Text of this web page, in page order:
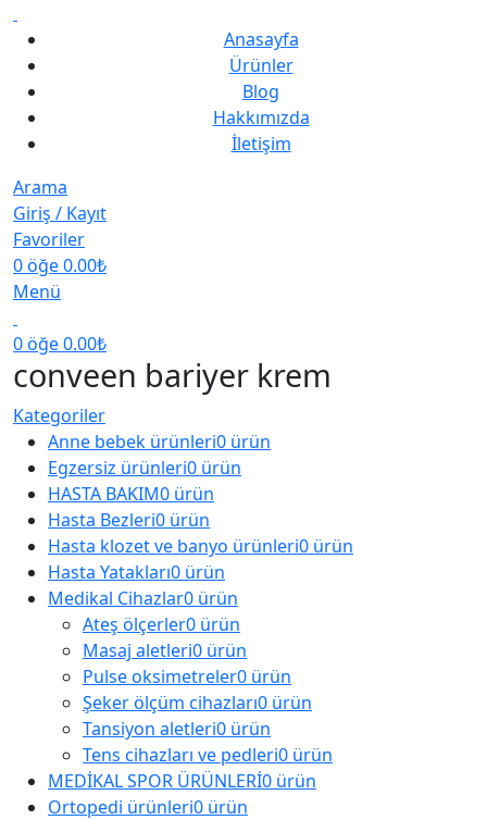
Anasayfa
Ürünler
Blog
Hakkımızda
İletişim
Arama
Giriş / Kayıt
Favoriler
0öğe0.00₺
Menü
0öğe0.00₺
conveen bariyer krem
Kategoriler
Anne bebek ürünleri0 ürün
Egzersiz ürünleri0 ürün
HASTA BAKIM0 ürün
Hasta Bezleri0 ürün
Hasta klozet ve banyo ürünleri0 ürün
Hasta Yatakları0 ürün
Medikal Cihazlar0 ürün
Ateş ölçerler0 ürün
Masaj aletleri0 ürün
Pulse oksimetreler0 ürün
Şeker ölçüm cihazları0 ürün
Tansiyon aletleri0 ürün
Tens cihazları ve pedleri0 ürün
MEDİKAL SPOR ÜRÜNLERİ0 ürün
Ortopedi ürünleri0 ürün